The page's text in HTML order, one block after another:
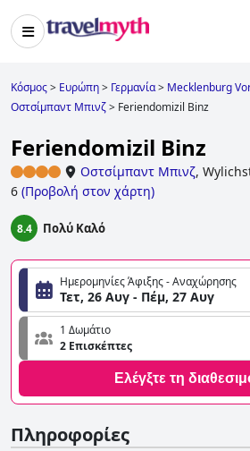
Κόσμος> Ευρώπη> Γερμανία> Mecklenburg
Οστσίμπαντ Μπινζ> Feriendomizil Binz
Feriendomizil Binz
Οστσίμπαντ Μπινζ,
6 (Προβολή στον χάρτη)
8.4 Πολύ Καλό
Ημερομηνίες Άφιξης - Αναχώρησης
Τετ, 26 Αυγ - Πέμ, 27 Αυγ
1 Δωμάτιο
2 Επισκέπτες
Ελέγξτε τη
Πληροφορίες